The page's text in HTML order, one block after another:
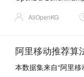
AliOpenKG
阿里移动推荐算